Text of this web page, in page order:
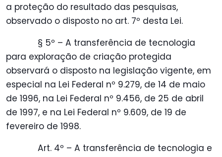
a proteção do resultado das pesquisas,
observado o disposto no art. 7º desta Lei.
§ 5º – A transferência de tecnologia
para exploração de criação protegida
observará o disposto na legislação vigente, em
especial na Lei Federal nº 9.279, de 14 de maio
de 1996, na Lei Federal nº 9.456, de 25 de abril
de 1997, e na Lei Federal nº 9.609, de 19 de
fevereiro de 1998.
Art. 4º – A transferência de tecnologia e